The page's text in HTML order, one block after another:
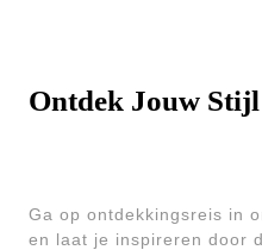
Ontdek Jouw Stijl
Ga op ontdekkingsreis in
en laat je inspireren door